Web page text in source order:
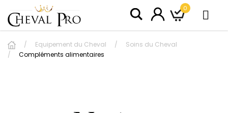
0
Equipement du Cheval
Soins du Cheval
Compléments alimentaires